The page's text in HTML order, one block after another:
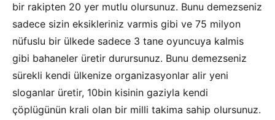
bir rakipten 20 yer mutlu olursunuz. Bunu demezseniz
sadece sizin eksikleriniz varmis gibi ve 75 milyon
nüfuslu bir ülkede sadece 3 tane oyuncuya kalmis
gibi bahaneler üretir durursunuz. Bunu demezseniz
sürekli kendi ülkenize organizasyonlar alir yeni
sloganlar üretir, 10bin kisinin gaziyla kendi
çöplügünün krali olan bir milli takima sahip olursunuz.